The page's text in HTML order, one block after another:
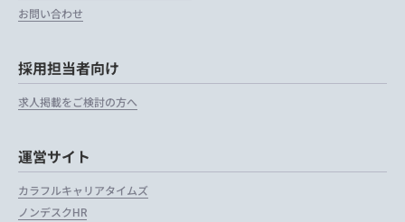
お問い合わせ
採用担当者向け
求人掲載をご検討の方へ
運営サイト
カラフルキャリアタイムズ
ノンデスクHR